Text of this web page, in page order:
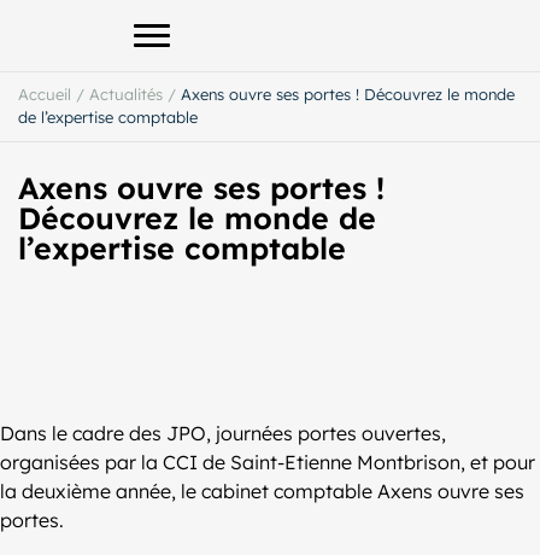
Afficher le menu principal
Accueil / Actualités / Axens ouvre ses portes ! Découvrez le monde
de l’expertise comptable
Axens ouvre ses portes !
Découvrez le monde de
l’expertise comptable
Dans le cadre des JPO, journées portes ouvertes,
organisées par la CCI de Saint-Etienne Montbrison, et pour
la deuxième année, le cabinet comptable Axens ouvre ses
portes.